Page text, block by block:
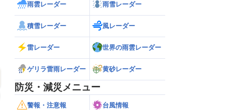
雨雲レーダー 雨雪レーダー
積雪レーダー 風レーダー
雷レーダー 世界の雨雲レーダー
ゲリラ雷雨レーダー 黄砂レーダー
防災・減災メニュー
警報・注意報 台風情報